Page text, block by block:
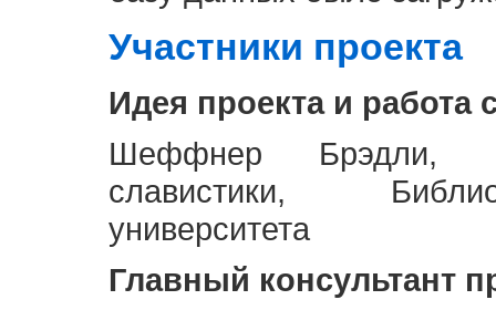
Участники проекта
Идея проекта и работа
Шеффнер Брэдли,
славистики,
университета
Главный консультант